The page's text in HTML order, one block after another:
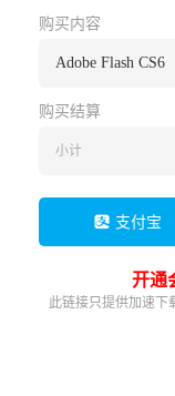
购买内容
Adobe Flash CS6
购买结算
小计
支付宝
开通
此链接只提供加速下